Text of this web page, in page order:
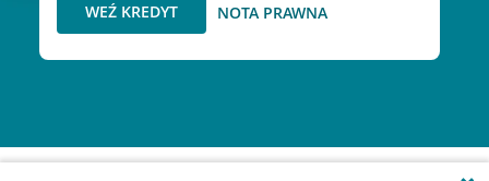
WEŹ KREDYT NOTA PRAWNA